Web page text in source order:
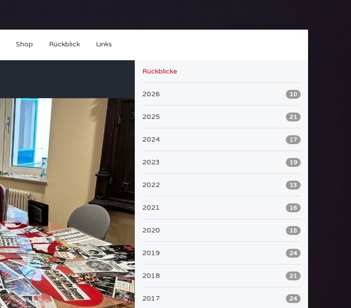
Shop Rückblick Links
Rückblicke
2026 10
2025 21
2024 17
2023 19
2022 13
2021 16
2020 15
2019 24
2018 21
2017 24